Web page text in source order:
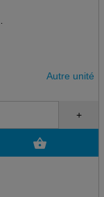
Autre unité
+